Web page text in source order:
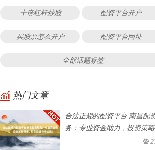
十倍杠杆炒股 配资平台开户
买股票怎么开户 配资平台网址
全部话题标签
热门文章
合法正规的配资平台 南昌配
务：专业资金助力，投资策略